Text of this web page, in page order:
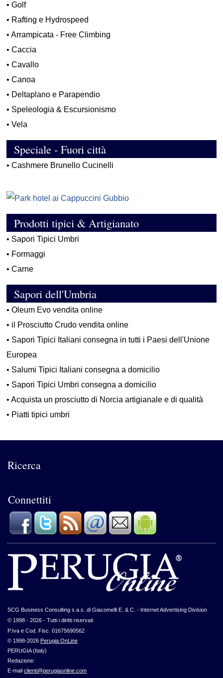
•Golf
• Rafting e Hydrospeed
•Arrampicata - Free Climbing
•Caccia
•Cavallo
•Canoa
• Deltaplano e Parapendio
• Speleologia & Escursionismo
•Vela
Speciale - Fuori città
•Cashmere Brunello Cucinelli
Prodotti tipici & Artigianato
• Sapori Tipici Umbri
• Formaggi
•Carne
Sapori dell'Umbria
•Oleum Evo vendita online
• il Prosciutto Crudo vendita online
• Sapori Tipici Italiani consegna in tutti i Paesi dell'Unione
Europea
• Salumi Tipici Italiani consegna a domicilio
• Sapori Tipici Umbri consegna a domicilio
•Acquista un prosciutto di Norcia artigianale e di qualità
• Piatti tipici umbri
Ricerca
Connettiti
SCG Business Consulting s.a.s. di Giacomelli E. & C. - Internet Advertising Division
© 1998 - 2026 - Tutti i diritti riservati
P.Iva e Cod. Fisc. 01675690562
© 1998-2026 Perugia OnLine
PERUGIA (Italy)
Redazione:
E-mail clienti@perugiaonline.com